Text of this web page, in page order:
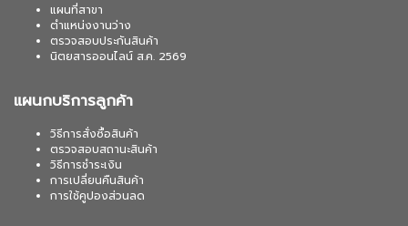
แผนที่สาขา
ตำแหน่งงานว่าง
ตรวจสอบประกันสินค้า
นิตยสารออนไลน์ ส.ค. 2569
แผนกบริการลูกค้า
วิธีการสั่งซื้อสินค้า
ตรวจสอบสถานะสินค้า
วิธีการชำระเงิน
การเปลี่ยนคืนสินค้า
การใช้คูปองส่วนลด